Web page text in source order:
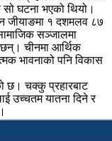
घटना भएको थियो।
जीयाङमा १ दशमलव ८७
सञ्जालमा
चीनमा आर्थिक
भावनाको पनि विकास
छ। चक्कु प्रहारबाट
उच्चतम यातना दिने र